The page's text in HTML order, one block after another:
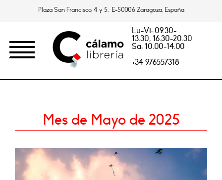
Plaza San Francisco, 4 y 5. E-50006 Zaragoza, España
Lu-Vi: 09.30-
13.30, 16.30-20.30
Sa: 10.00-14.00
+34 976557318
Mes de Mayo de 2025